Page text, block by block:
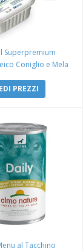
Superpremium
Coniglio e Mela
PREZZI
al Tacchino